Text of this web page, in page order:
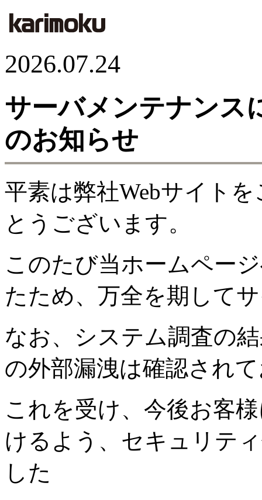
2026.07.24
サーバメンテナンス
のお知らせ
平素は弊社Webサイト
とうございます。
このたび当ホームペー
たため、万全を期して
なお、システム調査の
の外部漏洩は確認され
これを受け、今後お客
けるよう、セキュリテ
した